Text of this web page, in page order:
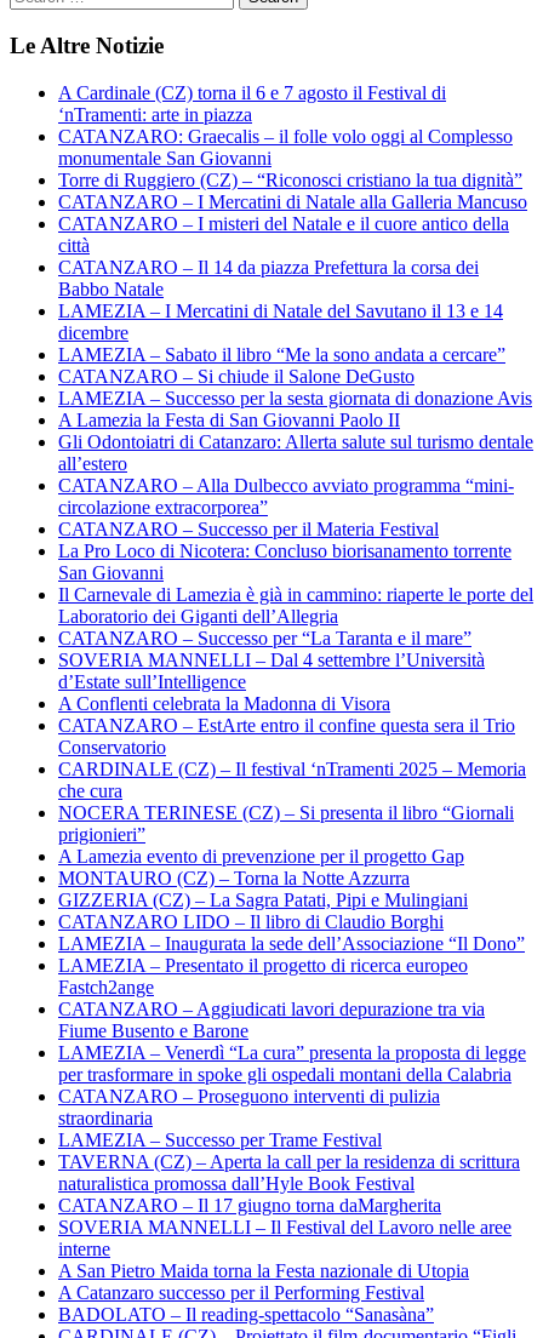
Le Altre Notizie
A Cardinale (CZ) torna il 6 e 7 agosto il Festival di
‘nTramenti: arte in piazza
CATANZARO: Graecalis – il folle volo oggi al Complesso
monumentale San Giovanni
Torre di Ruggiero (CZ) – “Riconosci cristiano la tua dignità”
CATANZARO – I Mercatini di Natale alla Galleria Mancuso
CATANZARO – I misteri del Natale e il cuore antico della
città
CATANZARO – Il 14 da piazza Prefettura la corsa dei
Babbo Natale
LAMEZIA – I Mercatini di Natale del Savutano il 13 e 14
dicembre
LAMEZIA – Sabato il libro “Me la sono andata a cercare”
CATANZARO – Si chiude il Salone DeGusto
LAMEZIA – Successo per la sesta giornata di donazione Avis
A Lamezia la Festa di San Giovanni Paolo II
Gli Odontoiatri di Catanzaro: Allerta salute sul turismo dentale
all’estero
CATANZARO – Alla Dulbecco avviato programma “mini-
circolazione extracorporea”
CATANZARO – Successo per il Materia Festival
La Pro Loco di Nicotera: Concluso biorisanamento torrente
San Giovanni
Il Carnevale di Lamezia è già in cammino: riaperte le porte del
Laboratorio dei Giganti dell’Allegria
CATANZARO – Successo per “La Taranta e il mare”
SOVERIA MANNELLI – Dal 4 settembre l’Università
d’Estate sull’Intelligence
A Conflenti celebrata la Madonna di Visora
CATANZARO – EstArte entro il confine questa sera il Trio
Conservatorio
CARDINALE (CZ) – Il festival ‘nTramenti 2025 – Memoria
che cura
NOCERA TERINESE (CZ) – Si presenta il libro “Giornali
prigionieri”
A Lamezia evento di prevenzione per il progetto Gap
MONTAURO (CZ) – Torna la Notte Azzurra
GIZZERIA (CZ) – La Sagra Patati, Pipi e Mulingiani
CATANZARO LIDO – Il libro di Claudio Borghi
LAMEZIA – Inaugurata la sede dell’Associazione “Il Dono”
LAMEZIA – Presentato il progetto di ricerca europeo
Fastch2ange
CATANZARO – Aggiudicati lavori depurazione tra via
Fiume Busento e Barone
LAMEZIA – Venerdì “La cura” presenta la proposta di legge
per trasformare in spoke gli ospedali montani della Calabria
CATANZARO – Proseguono interventi di pulizia
straordinaria
LAMEZIA – Successo per Trame Festival
TAVERNA (CZ) – Aperta la call per la residenza di scrittura
naturalistica promossa dall’Hyle Book Festival
CATANZARO – Il 17 giugno torna daMargherita
SOVERIA MANNELLI – Il Festival del Lavoro nelle aree
interne
A San Pietro Maida torna la Festa nazionale di Utopia
A Catanzaro successo per il Performing Festival
BADOLATO – Il reading-spettacolo “Sanasàna”